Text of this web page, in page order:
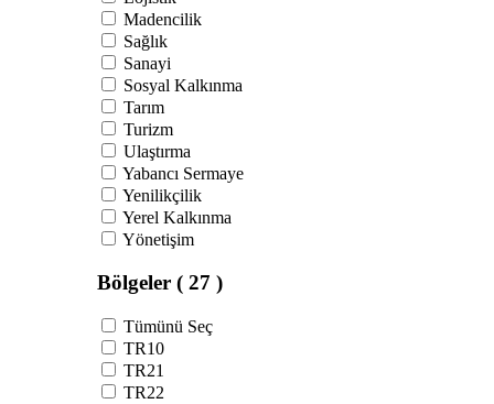
Madencilik
Sağlık
Sanayi
Sosyal Kalkınma
Tarım
Turizm
Ulaştırma
Yabancı Sermaye
Yenilikçilik
Yerel Kalkınma
Yönetişim
Bölgeler ( 27 )
Tümünü Seç
TR10
TR21
TR22